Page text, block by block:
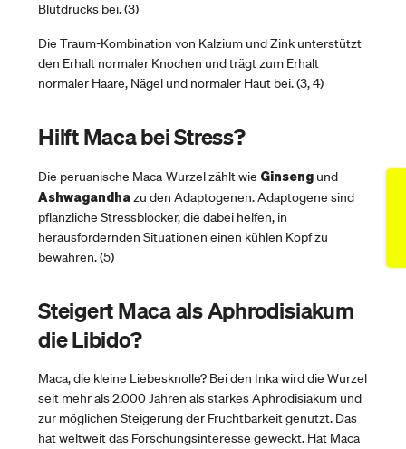
Blutdrucks bei. (3)
Die Traum-Kombination von Kalzium und Zink unterstützt
den Erhalt normaler Knochen und trägt zum Erhalt
normaler Haare, Nägel und normaler Haut bei. (3, 4)
Hilft Maca bei Stress?
Die peruanische Maca-Wurzel zählt wie Ginseng und
Ashwagandhazu den Adaptogenen. Adaptogene sind
pflanzliche Stressblocker, die dabei helfen, in
herausfordernden Situationen einen kühlen Kopf zu
bewahren. (5)
Steigert Maca als Aphrodisiakum
die Libido?
Maca, die kleine Liebesknolle? Bei den Inka wird die Wurzel
seit mehr als 2.000 Jahren als starkes Aphrodisiakum und
zur möglichen Steigerung der Fruchtbarkeit genutzt. Das
hat weltweit das Forschungsinteresse geweckt. Hat Maca